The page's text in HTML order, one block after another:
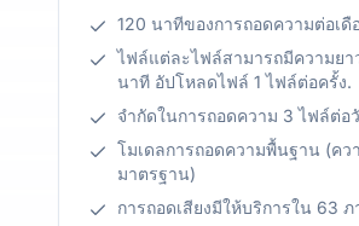
120 นาทีของการถอดความต่อเดื
ไฟล์แต่ละไฟล์สามารถมีความยา
นาที อัปโหลดไฟล์ 1 ไฟล์ต่อครั้ง.
จำกัดในการถอดความ 3 ไฟล์ต่อ
โมเดลการถอดความพื้นฐาน (คว
มาตรฐาน)
การถอดเสียงมีให้บริการใน 63 ภ